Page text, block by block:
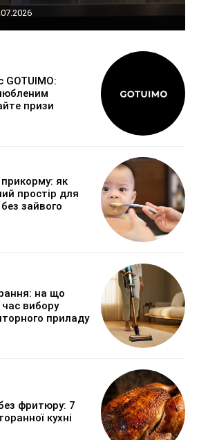
GOTUIMO:
призи
як
простір для
зайвого
на що
час вибору
приладу
фритюру: 7
кухні